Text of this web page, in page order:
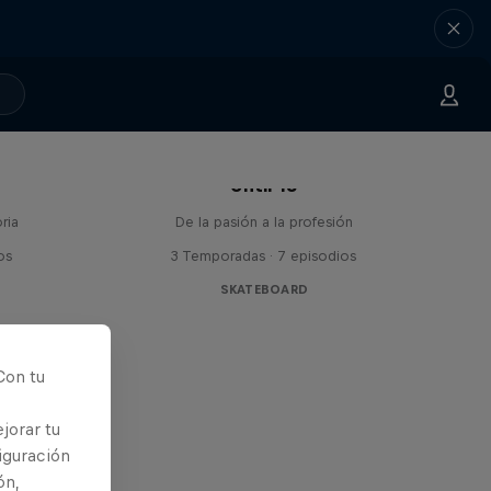
Until 18
De la pasión a la profesión
3 Temporadas · 7 episodios
SKATEBOARD
tu
tu